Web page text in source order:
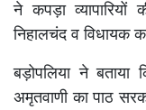
ने कपड़ा
निहालचंद व विधायक
बड़ोपलिया ने
अमृतवाणी का पाठ